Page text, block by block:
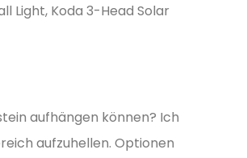
Light, Koda 3-Head Solar
aufhängen können? Ich
aufzuhellen. Optionen